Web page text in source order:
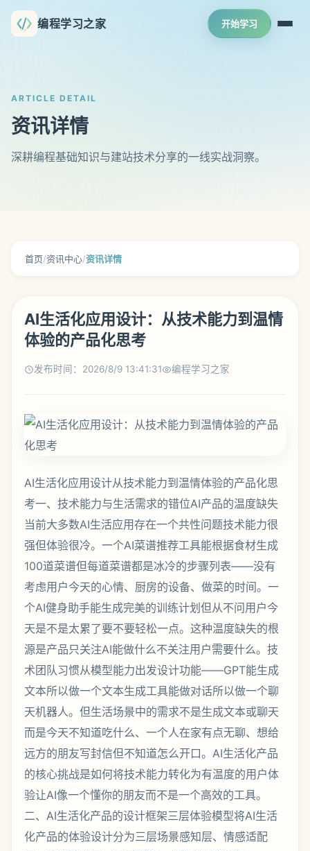
编程学习之家 开始学习
ARTICLE DETAIL
资讯详情
深耕编程基础知识与建站技术分享的一线实战洞察。
首页/资讯中心/资讯详情
AI生活化应用设计：从技术能力到温情
体验的产品化思考
发布时间：2026/8/9 13:41:31 编程学习之家
AI生活化应用设计从技术能力到温情体验的产品化思
考一、技术能力与生活需求的错位AI产品的温度缺失
当前大多数AI生活应用存在一个共性问题技术能力很
强但体验很冷。一个AI菜谱推荐工具能根据食材生成
100道菜谱但每道菜谱都是冰冷的步骤列表——没有
考虑用户今天的心情、厨房的设备、做菜的时间。一
个AI健身助手能生成完美的训练计划但从不问用户今
天是不是太累了要不要轻松一点。这种温度缺失的根
源是产品只关注AI能做什么不关注用户需要什么。技
术团队习惯从模型能力出发设计功能——GPT能生成
文本所以做一个文本生成工具能做对话所以做一个聊
天机器人。但生活场景中的需求不是生成文本或聊天
而是今天不知道吃什么、一个人在家有点无聊、想给
远方的朋友写封信但不知道怎么开口。AI生活化产品
的核心挑战是如何将技术能力转化为有温度的用户体
验让AI像一个懂你的朋友而不是一个高效的工具。
二、AI生活化产品的设计框架三层体验模型将AI生活
化产品的体验设计分为三层场景感知层、情感适配